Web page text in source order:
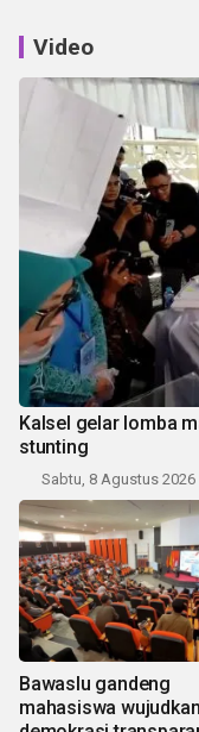
Video
Kalsel gelar lomba
stunting
Sabtu, 8 Agustus 2026
Bawaslu gandeng
mahasiswa wujudkan